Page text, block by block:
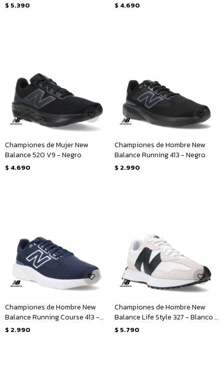
$ 5.390 $ 4.690
Championes de Mujer New
Balance 520 V9 - Negro
$ 4.690
Championes de Hombre New
Balance Running 413 - Negro
$ 2.990
Championes de Hombre New
Balance Running Course 413 -
Azul Marino
$ 2.990
Championes de Hombre New
Balance Life Style 327 - Blanco -
Gris - Negro
$ 5.790